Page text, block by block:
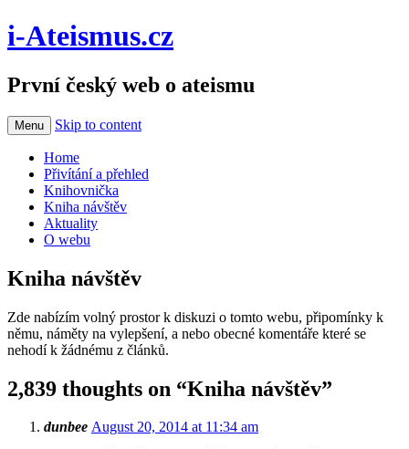
i-Ateismus.cz
První český web o ateismu
Menu Skip to content
Home
Přivítání a přehled
Knihovnička
Kniha návštěv
Aktuality
O webu
Kniha návštěv
Zde nabízím volný prostor k diskuzi o tomto webu, připomínky k
němu, náměty na vylepšení, a nebo obecné komentáře které se
nehodí k žádnému z článků.
2,839 thoughts on “Kniha návštěv”
dunbee August 20, 2014 at 11:34 am